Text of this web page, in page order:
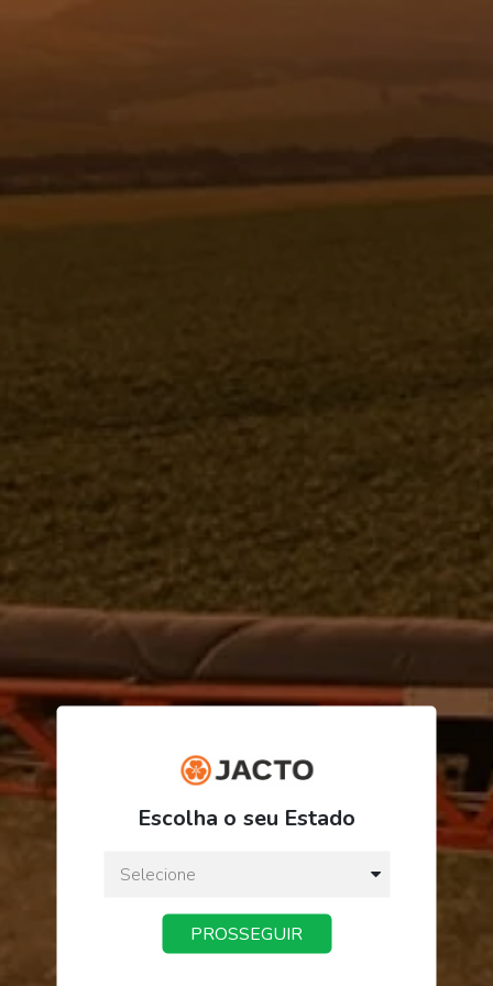
PARAF.CAB.SEXT.UNF5/16X5/8"G 5 -
R$ 2,11
ou2x deR$ 1,05
Preço a vista:
Escolha o seu Estado
PROSSEGUIR